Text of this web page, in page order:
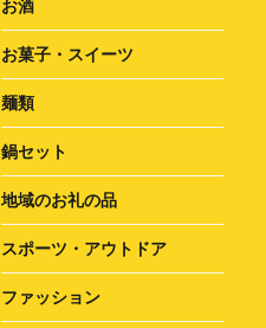
お酒
お菓子・スイーツ
麺類
鍋セット
地域のお礼の品
スポーツ・アウトドア
ファッション